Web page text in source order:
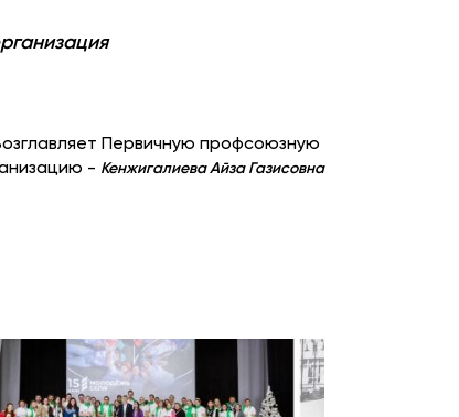
Первичную профсоюзную
- Кенжигалиева Айза Газисовна